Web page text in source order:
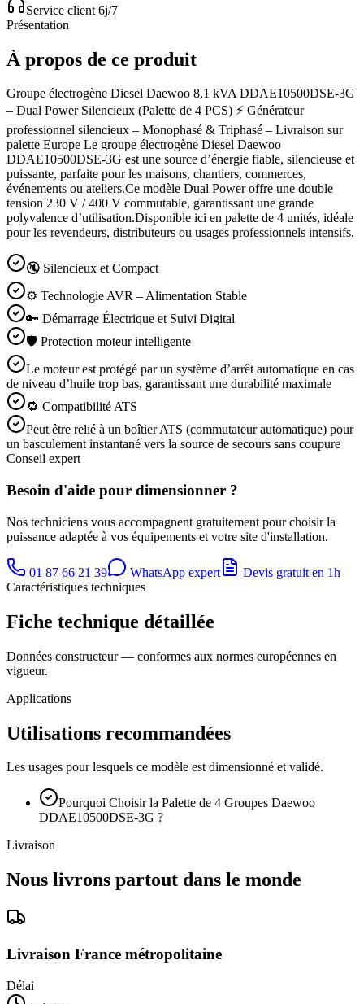
Service client 6j/7
Présentation
À propos de ce produit
Groupe électrogène Diesel Daewoo 8,1 kVA DDAE10500DSE-3G
– Dual Power Silencieux (Palette de 4 PCS) ⚡ Générateur
professionnel silencieux – Monophasé & Triphasé – Livraison sur
palette Europe Le groupe électrogène Diesel Daewoo
DDAE10500DSE-3G est une source d’énergie fiable, silencieuse et
puissante, parfaite pour les maisons, chantiers, commerces,
événements ou ateliers.Ce modèle Dual Power offre une double
tension 230 V / 400 V commutable, garantissant une grande
polyvalence d’utilisation.Disponible ici en palette de 4 unités, idéale
pour les revendeurs, distributeurs ou usages professionnels intensifs.
🔇 Silencieux et Compact
⚙️ Technologie AVR – Alimentation Stable
🔑 Démarrage Électrique et Suivi Digital
🛡️ Protection moteur intelligente
Le moteur est protégé par un système d’arrêt automatique en cas
de niveau d’huile trop bas, garantissant une durabilité maximale
🔁 Compatibilité ATS
Peut être relié à un boîtier ATS (commutateur automatique) pour
un basculement instantané vers la source de secours sans coupure
Conseil expert
Besoin d'aide pour dimensionner ?
Nos techniciens vous accompagnent gratuitement pour choisir la
puissance adaptée à vos équipements et votre site d'installation.
01 87 66 21 39 WhatsApp expert
Devis gratuit en 1h
Caractéristiques techniques
Fiche technique détaillée
Données constructeur — conformes aux normes européennes en
vigueur.
Applications
Utilisations recommandées
Les usages pour lesquels ce modèle est dimensionné et validé.
Pourquoi Choisir la Palette de 4 Groupes Daewoo
DDAE10500DSE-3G ?
Livraison
Nous livrons partout dans le monde
Livraison France métropolitaine
Délai